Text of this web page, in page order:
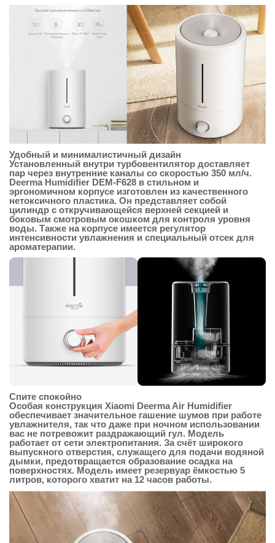
Удобный и минималистичный дизайн
Установленный внутри турбовентилятор доставляет
пар через внутренние каналы со скоростью 350 мл/ч.
Deerma Humidifier DEM-F628 в стильном и
эргономичном корпусе изготовлен из качественного
нетоксичного пластика. Он представляет собой
цилиндр с откручивающейся верхней секцией и
боковым смотровым окошком для контроля уровня
воды. Также на корпусе имеется регулятор
интенсивности увлажнения и специальный отсек для
ароматерапии.
Спите спокойно
Особая конструкция Xiaomi Deerma Air Humidifier
обеспечивает значительное гашение шумов при работе
увлажнителя, так что даже при ночном использовании
вас не потревожит раздражающий гул. Модель
работает от сети электропитания. За счёт широкого
выпускного отверстия, служащего для подачи водяной
дымки, предотвращается образование осадка на
поверхностях. Модель имеет резервуар ёмкостью 5
литров, которого хватит на 12 часов работы.